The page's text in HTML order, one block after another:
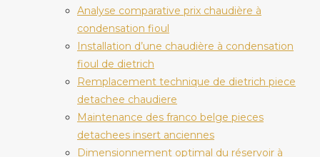
Analyse comparative prix chaudière à
condensation fioul
Installation d’une chaudière à condensation
fioul de dietrich
Remplacement technique de dietrich piece
detachee chaudiere
Maintenance des franco belge pieces
detachees insert anciennes
Dimensionnement optimal du réservoir à